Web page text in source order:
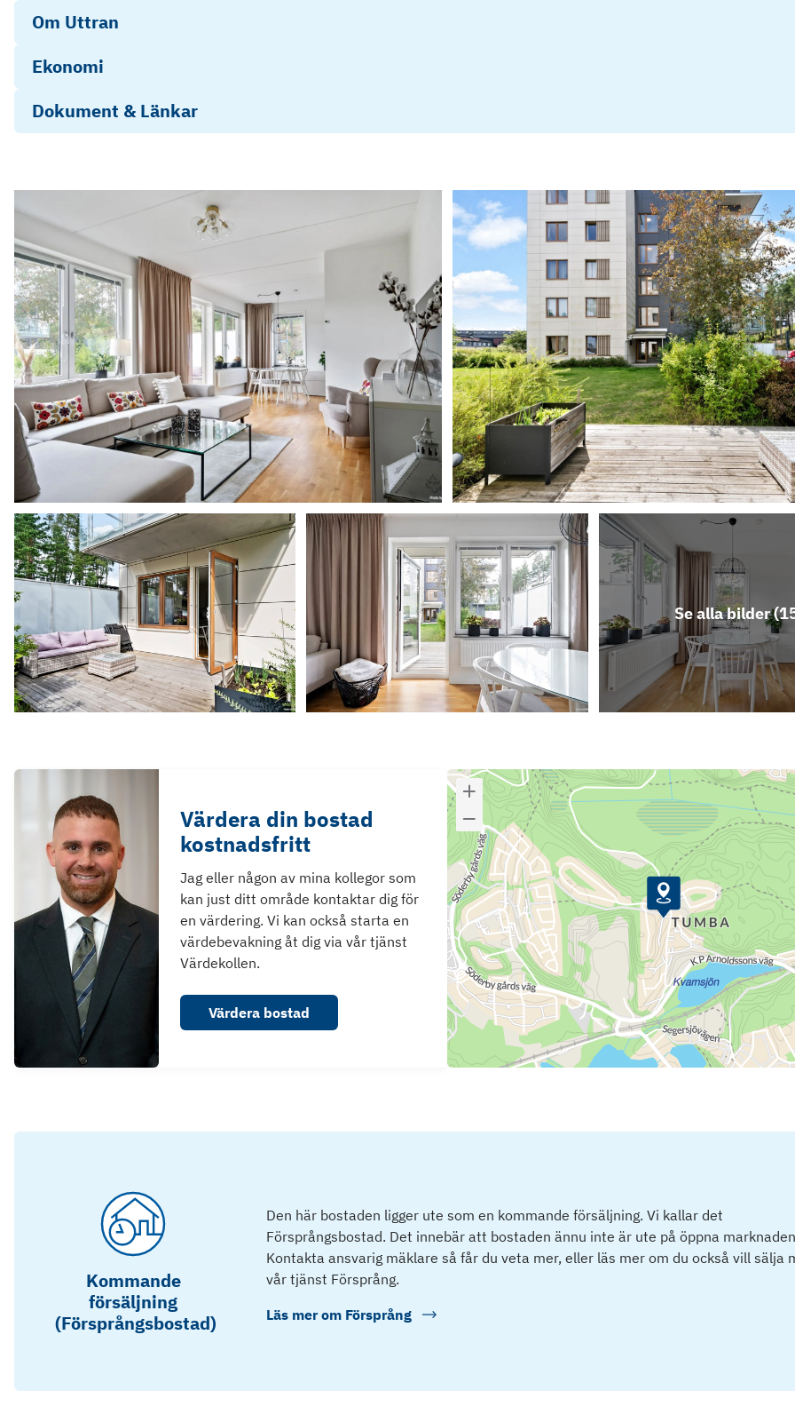
Om Uttran
Ekonomi
Dokument & Länkar
Se alla bilder (
Värdera din bostad
kostnadsfritt
Jag eller någon av mina kollegor som
kan just ditt område kontaktar dig för
en värdering. Vi kan också starta en
värdebevakning åt dig via vår tjänst
Värdekollen.
Värdera bostad
Kommande
försäljning
(Försprångsbostad)
Den här bostaden ligger ute som en kommande försäljning. Vi kallar det
Försprångsbostad. Det innebär att bostaden ännu inte är ute på öppna
Kontakta ansvarig mäklare så får du veta mer, eller läs mer om du också vill sälja
vår tjänst Försprång.
Läs mer om Försprång